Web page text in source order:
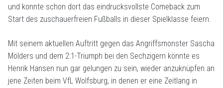
und konnte schon dort das eindrucksvollste Comeback zum
Start des zuschauerfreien Fußballs in dieser Spielklasse feiern.
Mit seinem aktuellen Auftritt gegen das Angriffsmonster Sascha
Mölders und dem 2:1-Triumph bei den Sechzigern könnte es
Henrik Hansen nun gar gelungen zu sein, wieder anzuknüpfen an
jene Zeiten beim VfL Wolfsburg, in denen er eine Zeitlang in